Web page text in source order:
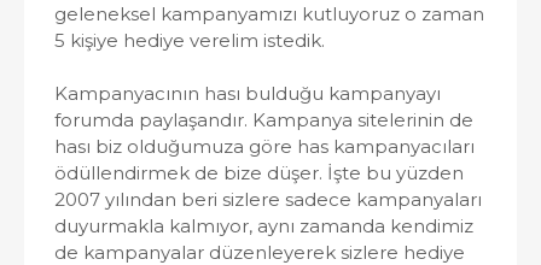
geleneksel kampanyamızı kutluyoruz o zaman
5 kişiye hediye verelim istedik.
Kampanyacının hası bulduğu kampanyayı
forumda paylaşandır. Kampanya sitelerinin de
hası biz olduğumuza göre has kampanyacıları
ödüllendirmek de bize düşer. İşte bu yüzden
2007 yılından beri sizlere sadece kampanyaları
duyurmakla kalmıyor, aynı zamanda kendimiz
de kampanyalar düzenleyerek sizlere hediye